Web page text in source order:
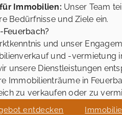
Immobilien: Unser Team
Bedürfnisse und Ziele ein.
und unser
und -vermietung
unsere Dienstleistungen
Immobilienträume in
zu verkaufen oder zu
entdecken